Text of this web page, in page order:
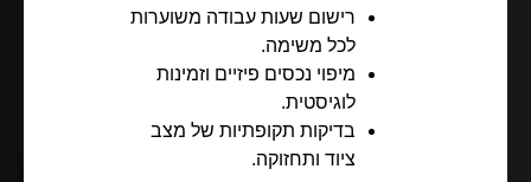
רישום שעות עבודה משוערות
לכל משימה.
מיפוי נכסים פיזיים וזמינות
לוגיסטית.
בדיקות תקופתיות של מצב
ציוד ותחזוקה.